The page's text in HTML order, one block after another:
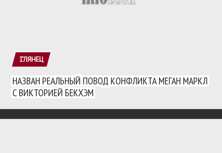
ГЛЯНЕЦ
НАЗВАН РЕАЛЬНЫЙ ПОВОД КОНФЛИКТА МЕГАН МАРКЛ
С ВИКТОРИЕЙ БЕКХЭМ